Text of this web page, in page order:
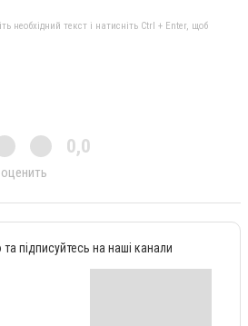
необхідний текст і натисніть Ctrl + Enter, щоб
0,0
підписуйтесь на наші канали